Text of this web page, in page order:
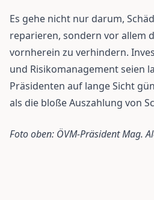
Es gehe nicht nur darum,
reparieren, sondern vor allem
vornherein zu verhindern.
und Risikomanagement seien
Präsidenten auf lange Sicht
als die bloße Auszahlung von
Foto oben: ÖVM-Präsident Mag.